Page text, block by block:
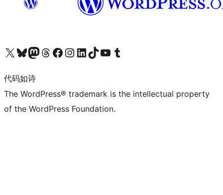
关注我们的 X（原 Twitter）账号访问我们的 Bluesky 账号关注我们的 Mastodon 账号访问我们的 Threads 账号 访问我们的 Facebook 公共主页关注我们的 Instagram 账号 关注我们的 LinkedIn 主页访问我们的 TikTok 账号访问我们的 YouTube 频道 访问我们的 Tumblr 账号
代码如诗
The WordPress® trademark is the intellectual property
of the WordPress Foundation.